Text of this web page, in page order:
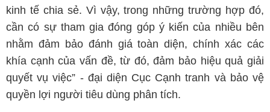
kinh tế chia sẻ. Vì vậy, trong những trường hợp đó,
cần có sự tham gia đóng góp ý kiến của nhiều bên
nhằm đảm bảo đánh giá toàn diện, chính xác các
khía cạnh của vấn đề, từ đó, đảm bảo hiệu quả giải
quyết vụ việc” - đại diện Cục Cạnh tranh và bảo vệ
quyền lợi người tiêu dùng phân tích.